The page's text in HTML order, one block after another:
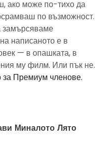
ако може по-тихо да
по възможност.
замърсяваме
написаното е в
— в опашката, в
му филм. Или пък не.
Премиум членове.
Миналото Лято